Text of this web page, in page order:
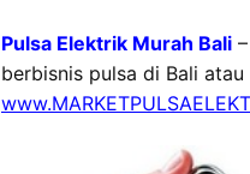
Pulsa Elektrik Murah Bali
berbisnis pulsa di Bali